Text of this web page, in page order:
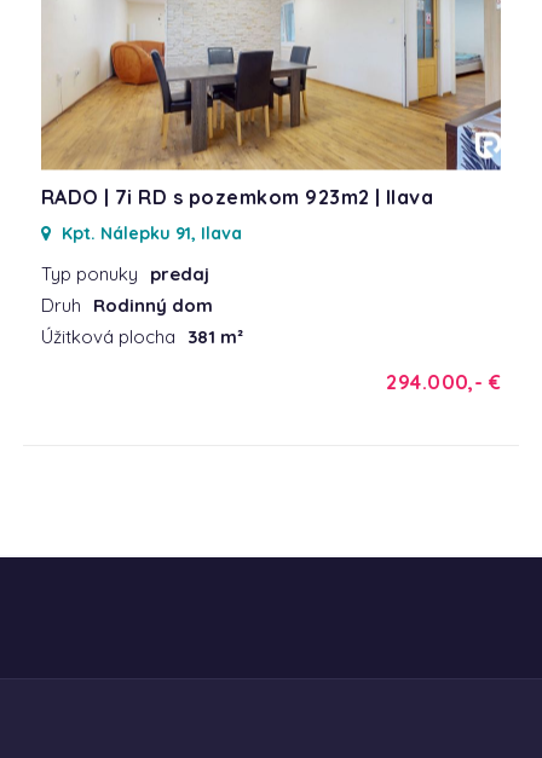
RADO | 7i RD s pozemkom 923m2 | Ilava
Kpt. Nálepku 91, Ilava
Typ ponuky
predaj
Druh
Rodinný dom
Úžitková plocha
381 m²
294.000,- €